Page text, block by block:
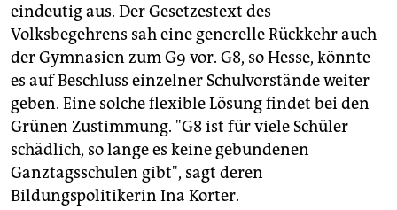
eindeutig aus. Der Gesetzestext des
Volksbegehrens sah eine generelle Rückkehr auch
der Gymnasien zum G9 vor. G8, so Hesse, könnte
es auf Beschluss einzelner Schulvorstände weiter
geben. Eine solche flexible Lösung findet bei den
Grünen Zustimmung. "G8 ist für viele Schüler
schädlich, so lange es keine gebundenen
Ganztagsschulen gibt", sagt deren
Bildungspolitikerin Ina Korter.